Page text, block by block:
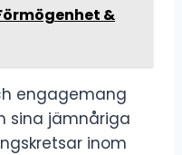
&
engagemang
sina jämnåriga
inom